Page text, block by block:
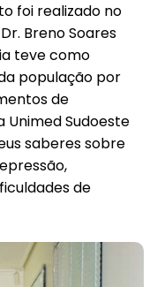
foi realizado no
Breno Soares
teve como
população por
de
Unimed Sudoeste
saberes sobre
de